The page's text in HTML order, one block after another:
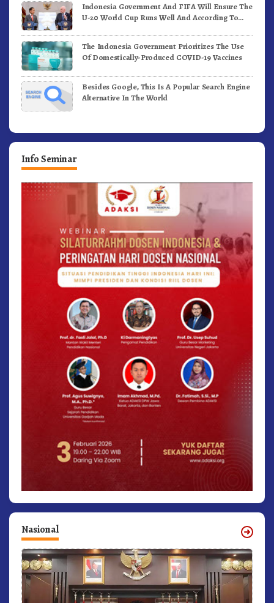
Indonesia Government And FIFA Will Ensure The
U-20 World Cup Runs Well And According To
The Indonesia Government Prioritizes The Use
Of Domestically-Produced COVID-19 Vaccines
Besides Google, This Is A Popular Search Engine
Alternative In The World
Info Seminar
Nasional